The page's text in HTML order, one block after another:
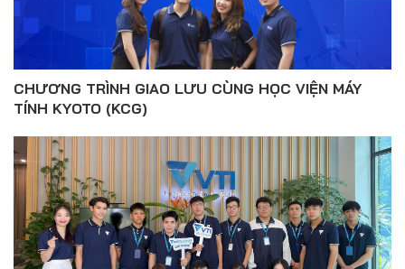
CHƯƠNG TRÌNH GIAO LƯU CÙNG HỌC VIỆN MÁY
TÍNH KYOTO (KCG)